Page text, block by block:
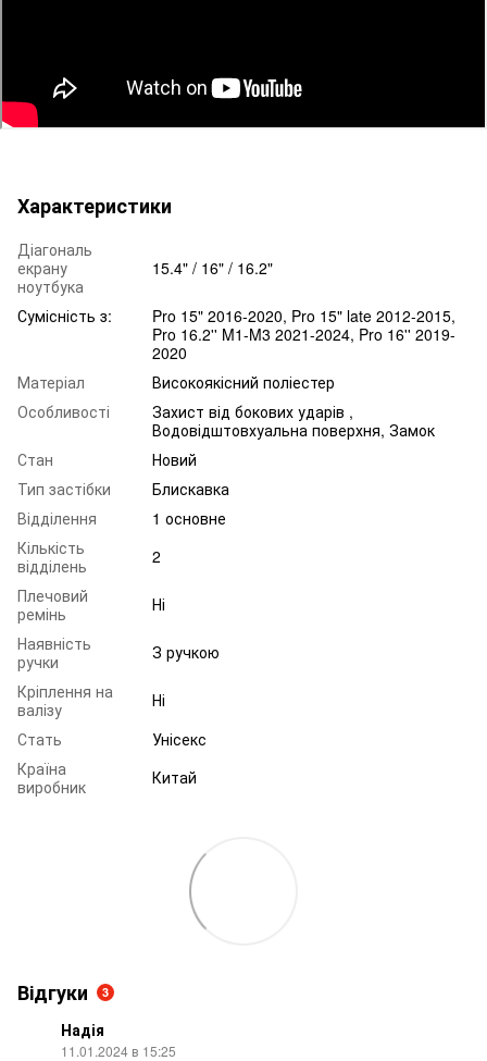
Характеристики
Діагональ
екрану
ноутбука
15.4" / 16" / 16.2"
Сумісність з:
Pro 15" 2016-2020, Pro 15" late 2012-2015,
Pro 16.2'' M1-M3 2021-2024, Pro 16'' 2019-
2020
Матеріал
Високоякісний поліестер
Особливості
Захист від бокових ударів ,
Водовідштовхуальна поверхня, Замок
Стан
Новий
Тип застібки
Блискавка
Відділення
1 основне
Кількість
відділень
2
Плечовий
ремінь
Ні
Наявність
ручки
З ручкою
Кріплення на
валізу
Ні
Стать
Унісекс
Країна
виробник
Китай
Відгуки 3
Надія
11.01.2024 в 15:25